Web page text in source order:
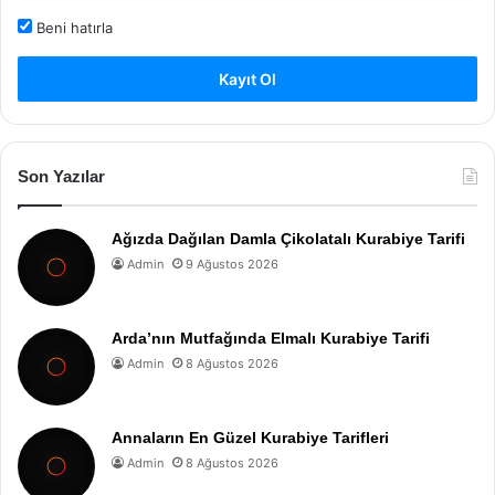
Beni hatırla
Kayıt Ol
Son Yazılar
Ağızda Dağılan Damla Çikolatalı Kurabiye Tarifi
Admin 9 Ağustos 2026
Arda’nın Mutfağında Elmalı Kurabiye Tarifi
Admin 8 Ağustos 2026
Annaların En Güzel Kurabiye Tarifleri
Admin 8 Ağustos 2026